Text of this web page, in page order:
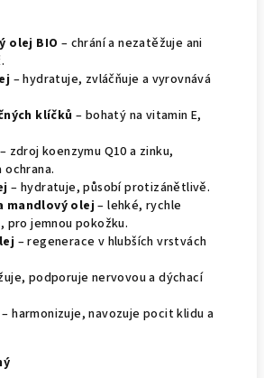
olej BIO – chrání a nezatěžuje ani
– hydratuje, zvláčňuje a vyrovnává
klíčků – bohatý na vitamin E,
– zdroj koenzymu Q10 a zinku,
– hydratuje, působí protizánětlivě.
mandlový olej – lehké, rychle
jemnou pokožku.
– regenerace v hlubších vrstvách
podporuje nervovou a dýchací
– harmonizuje, navozuje pocit klidu a